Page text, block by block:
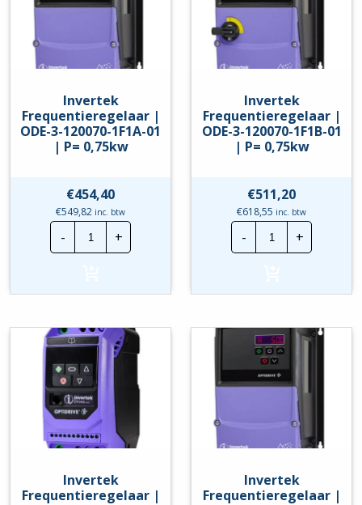
Invertek
Frequentieregelaar |
ODE-3-120070-1F1A-01
| P= 0,75kw
€454,40
€549,82 inc. btw
-
Invertek
Frequentieregelaar
|
120070-
|
P=
0,75kw
hoeveelheid
+
Invertek
Frequentieregelaar |
ODE-3-120070-1F1B-01
| P= 0,75kw
€511,20
€618,55 inc. btw
-
Invertek
|
120070-
|
P=
0,75kw
hoeveelheid
+
Invertek
Frequentieregelaar |
Invertek
Frequentieregelaar |